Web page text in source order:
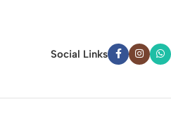
Social Links